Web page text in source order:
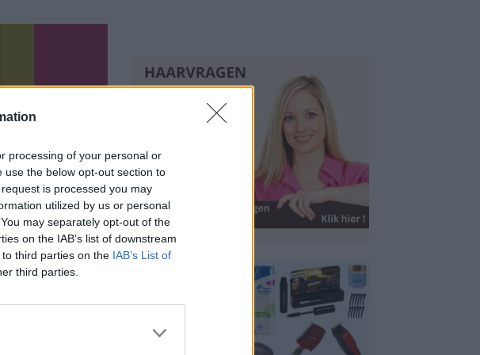
processing of your personal or
the below opt-out section to
is processed you may
utilized by us or personal
may separately opt-out of the
on the IAB’s list of downstream
third parties on the IAB’s List of
third parties.